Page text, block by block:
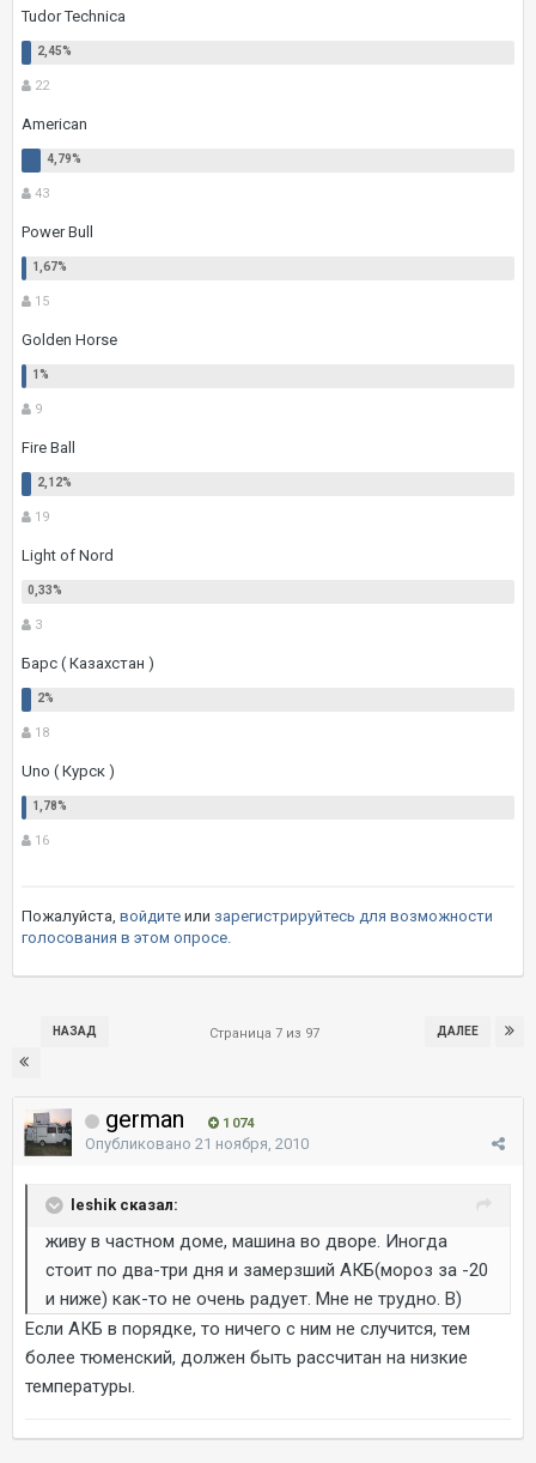
Tudor Technica
22
American
43
Power Bull
15
Golden Horse
9
Fire Ball
19
Light of Nord
3
Барс ( Казахстан )
18
Uno ( Курск )
16
Пожалуйста, войдите или зарегистрируйтесь для возможности
голосования в этом опросе.
НАЗАД ДАЛЕЕ
Страница 7 из 97
german 1 074
Опубликовано 21 ноября, 2010
leshik сказал:
живу в частном доме, машина во дворе. Иногда
стоит по два-три дня и замерзший АКБ(мороз за -20
и ниже) как-то не очень радует. Мне не трудно. B)
Если АКБ в порядке, то ничего с ним не случится, тем
более тюменский, должен быть рассчитан на низкие
температуры.